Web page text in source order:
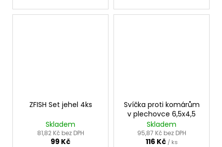
ZFISH Set jehel 4ks
Skladem
81,82 Kč bez DPH
99 Kč
Svíčka proti komárům
v plechovce 6,5x4,5
Skladem
95,87 Kč bez DPH
116 Kč / ks